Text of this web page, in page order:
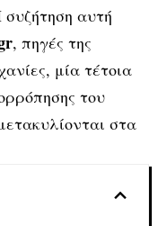
αυτή
, πηγές της
μία τέτοια
του
στα